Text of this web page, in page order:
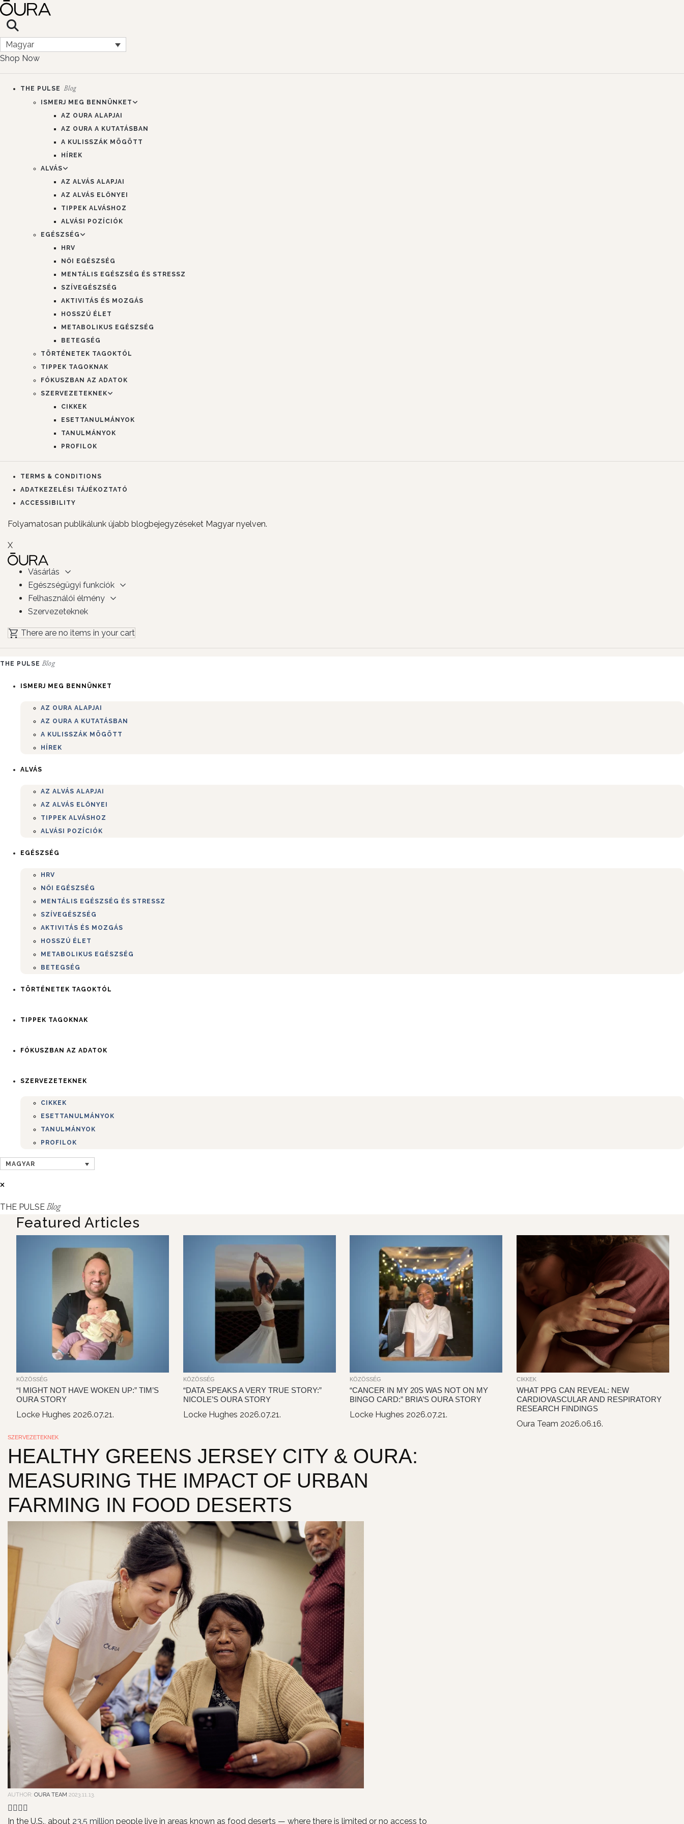
Magyar
Shop Now
THE PULSE Blog
ISMERJ MEG BENNÜNKET
AZ OURA ALAPJAI
AZ OURA A KUTATÁSBAN
A KULISSZÁK MÖGÖTT
HÍREK
ALVÁS
AZ ALVÁS ALAPJAI
AZ ALVÁS ELŐNYEI
TIPPEK ALVÁSHOZ
ALVÁSI POZÍCIÓK
EGÉSZSÉG
HRV
NŐI EGÉSZSÉG
MENTÁLIS EGÉSZSÉG ÉS STRESSZ
SZÍVEGÉSZSÉG
AKTIVITÁS ÉS MOZGÁS
HOSSZÚ ÉLET
METABOLIKUS EGÉSZSÉG
BETEGSÉG
TÖRTÉNETEK TAGOKTÓL
TIPPEK TAGOKNAK
FÓKUSZBAN AZ ADATOK
SZERVEZETEKNEK
CIKKEK
ESETTANULMÁNYOK
TANULMÁNYOK
PROFILOK
TERMS & CONDITIONS
ADATKEZELÉSI TÁJÉKOZTATÓ
ACCESSIBILITY
Folyamatosan publikálunk újabb blogbejegyzéseket Magyar nyelven.
X
Vásárlás
Egészségügyi funkciók
Felhasználói élmény
Szervezeteknek
There are no items in your cart
THE PULSEBlog
ISMERJ MEG BENNÜNKET
AZ OURA ALAPJAI
AZ OURA A KUTATÁSBAN
A KULISSZÁK MÖGÖTT
HÍREK
ALVÁS
AZ ALVÁS ALAPJAI
AZ ALVÁS ELŐNYEI
TIPPEK ALVÁSHOZ
ALVÁSI POZÍCIÓK
EGÉSZSÉG
HRV
NŐI EGÉSZSÉG
MENTÁLIS EGÉSZSÉG ÉS STRESSZ
SZÍVEGÉSZSÉG
AKTIVITÁS ÉS MOZGÁS
HOSSZÚ ÉLET
METABOLIKUS EGÉSZSÉG
BETEGSÉG
TÖRTÉNETEK TAGOKTÓL
TIPPEK TAGOKNAK
FÓKUSZBAN AZ ADATOK
SZERVEZETEKNEK
CIKKEK
ESETTANULMÁNYOK
TANULMÁNYOK
PROFILOK
MAGYAR
THE PULSEBlog
Featured Articles
KÖZÖSSÉG
“I MIGHT NOT HAVE WOKEN UP:” TIM’S
OURA STORY
Locke Hughes 2026.07.21.
KÖZÖSSÉG
“DATA SPEAKS A VERY TRUE STORY:”
NICOLE’S OURA STORY
Locke Hughes 2026.07.21.
KÖZÖSSÉG
“CANCER IN MY 20S WAS NOT ON MY
BINGO CARD:” BRIA’S OURA STORY
Locke Hughes 2026.07.21.
CIKKEK
WHAT PPG CAN REVEAL: NEW
CARDIOVASCULAR AND RESPIRATORY
RESEARCH FINDINGS
Oura Team 2026.06.16.
SZERVEZETEKNEK
HEALTHY GREENS JERSEY CITY & OURA:
MEASURING THE IMPACT OF URBAN
FARMING IN FOOD DESERTS
AUTHOR: OURA TEAM 2023.11.13.
In the U.S., about 23.5 million people live in areas known as food deserts — where there is limited or no access to